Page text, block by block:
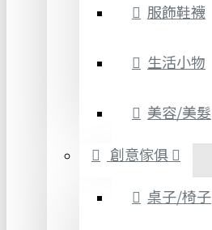
服飾鞋襪
生活小物
美容/美髮
創意傢俱
桌子/椅子